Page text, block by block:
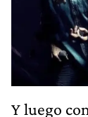
Y luego